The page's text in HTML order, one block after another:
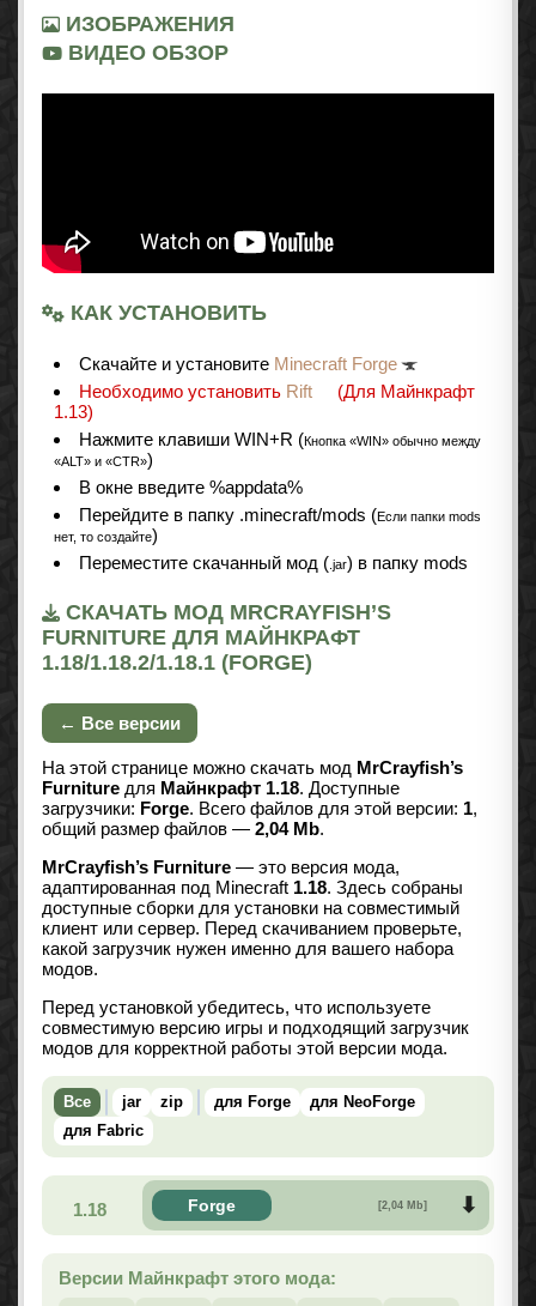
ИЗОБРАЖЕНИЯ
ВИДЕО ОБЗОР
КАК УСТАНОВИТЬ
Cкачайте и установите Minecraft Forge
Необходимо установить Rift
(Для Майнкрафт
1.13)
Нажмите клавиши WIN+R (Кнопка «WIN» обычно между
«ALT» и «CTR»)
В окне введите %appdata%
Перейдите в папку .minecraft/mods (Если папки mods
нет, то создайте)
Переместите скачанный мод ( .jar) в папку mods
СКАЧАТЬ МОД MRCRAYFISH’S
FURNITURE ДЛЯ МАЙНКРАФТ
1.18/1.18.2/1.18.1 (FORGE)
← Все версии
На этой странице можно скачать мод MrCrayfish’s
Furniture для Майнкрафт 1.18. Доступные
загрузчики: Forge. Всего файлов для этой версии: 1,
общий размер файлов — 2,04 Mb.
MrCrayfish’s Furniture — это версия мода,
адаптированная под Minecraft 1.18. Здесь собраны
доступные сборки для установки на совместимый
клиент или сервер. Перед скачиванием проверьте,
какой загрузчик нужен именно для вашего набора
модов.
Перед установкой убедитесь, что используете
совместимую версию игры и подходящий загрузчик
модов для корректной работы этой версии мода.
Все jar zip для Forge
для NeoForge
для Fabric
1.18 Forge [2,04 Mb]
Версии Майнкрафт этого мода: